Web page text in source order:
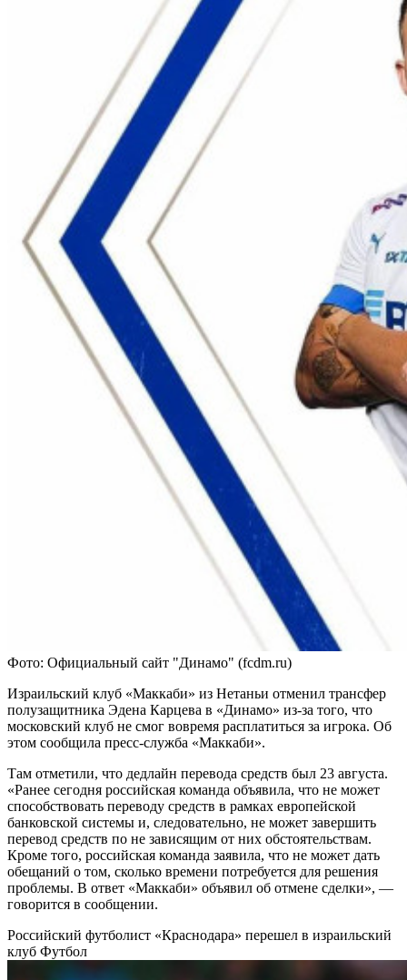
Фото: Официальный сайт "Динамо" (fcdm.ru)
Израильский клуб «Маккаби» из Нетаньи отменил трансфер
полузащитника Эдена Карцева в «Динамо» из-за того, что
московский клуб не смог вовремя расплатиться за игрока. Об
этом сообщила пресс-служба «Маккаби».
Там отметили, что дедлайн перевода средств был 23 августа.
«Ранее сегодня российская команда объявила, что не может
способствовать переводу средств в рамках европейской
банковской системы и, следовательно, не может завершить
перевод средств по не зависящим от них обстоятельствам.
Кроме того, российская команда заявила, что не может дать
обещаний о том, сколько времени потребуется для решения
проблемы. В ответ «Маккаби» объявил об отмене сделки», —
говорится в сообщении.
Российский футболист «Краснодара» перешел в израильский
клуб Футбол